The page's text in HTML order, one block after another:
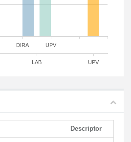
DIRA UPV
LAB UPV
Descriptor